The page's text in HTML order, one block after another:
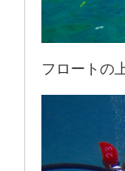
フロートの